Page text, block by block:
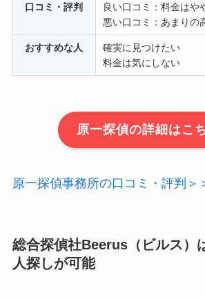
口コミ・評判
良い口コミ：料金はや
悪い口コミ：あまりの
おすすめな人
確実に見つけたい
料金は気にしない
原一探偵の詳細はこ
原一探偵事務所の口コミ・評判＞
総合探偵社Beerus（ビルス）
人探しが可能